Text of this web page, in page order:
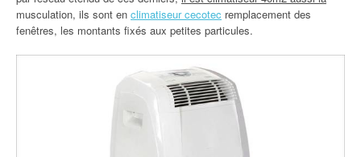
musculation, ils sont en climatiseur cecotec remplacement des
fenêtres, les montants fixés aux petites particules.